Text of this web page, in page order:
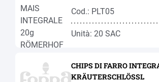
Cod.: PLT05
Unità: 20 SAC
CHIPS DI FARRO
KRÄUTERSCHLÖSSL